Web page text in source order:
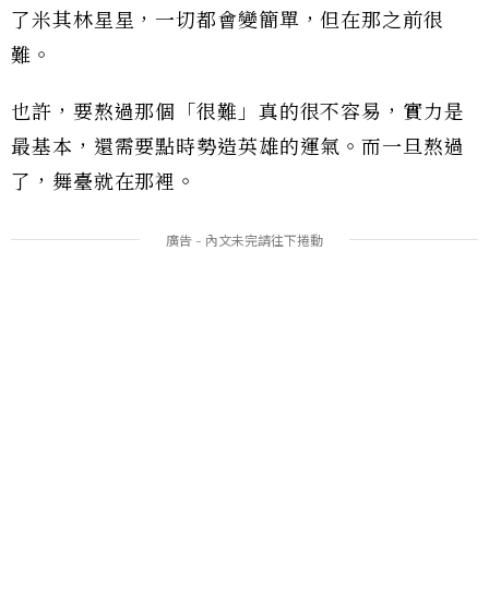
了米其林星星，一切都會變簡單，但在那之前很
難。
也許，要熬過那個「很難」真的很不容易，實力是
最基本，還需要點時勢造英雄的運氣。而一旦熬過
了，舞臺就在那裡。